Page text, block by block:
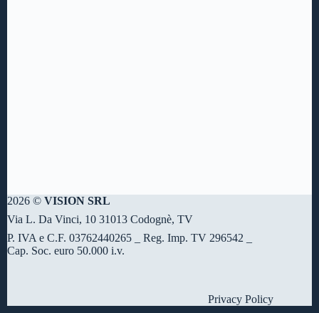
2026 © VISION SRL
Via L. Da Vinci, 10 31013 Codognè, TV
P. IVA e C.F. 03762440265 _ Reg. Imp. TV 296542 _
Cap. Soc. euro 50.000 i.v.
Privacy Policy